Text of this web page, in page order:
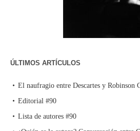
ÚLTIMOS ARTÍCULOS
El naufragio entre Descartes y Robinson
Editorial #90
Lista de autores #90